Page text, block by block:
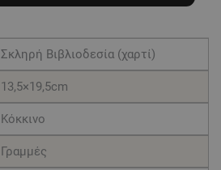
Σκληρή Βιβλιοδεσία (χαρτί)
13,5×19,5cm
Κόκκινο
Γραμμές